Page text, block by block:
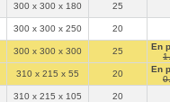
300 x 300 x 180 25
300 x 300 x 250 20
300 x 300 x 300 25
En
310 x 215 x 55 20
En
310 x 215 x 105 20